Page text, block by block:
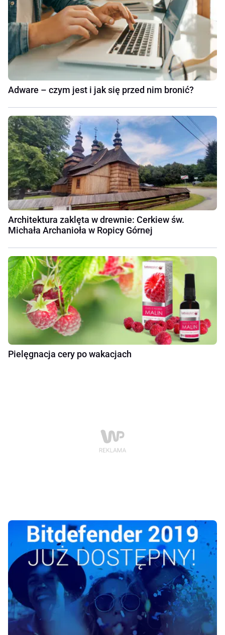
Adware – czym jest i jak się przed nim bronić?
Architektura zaklęta w drewnie: Cerkiew św.
Michała Archanioła w Ropicy Górnej
Pielęgnacja cery po wakacjach